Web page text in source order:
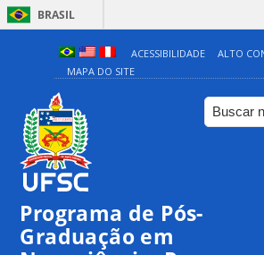
BRASIL
ACESSIBILIDADE
ALTO
MAPA DO SITE
Programa de Pós-
Graduação em